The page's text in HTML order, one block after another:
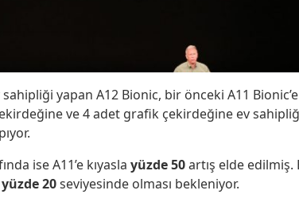
yapan A12 Bionic, bir önceki A11 Bionic’e
ve 4 adet grafik çekirdeğine ev
ise A11’e kıyasla yüzde 50artış elde
yüzde 20seviyesinde olması bekleniyor.